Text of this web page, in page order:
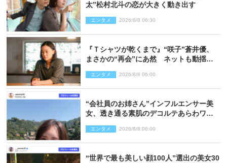
太”松村北斗の恋が大きく動き出す
エンタメ 2026/8/8 06:30
『Ｔシャツが乾くまで』“咲子”蒼井優、
まさかの“再会”にあ然 ネットも動揺
レあり）
エンタメ 2026/8/8 06:00
“会社員のお姉さん”インフルエンサー美
女、透き通る素肌のデコルテあらわワン
エンタメ 2026/8/8 06:00
“世界で最も美しい顔100人”選出の美女30